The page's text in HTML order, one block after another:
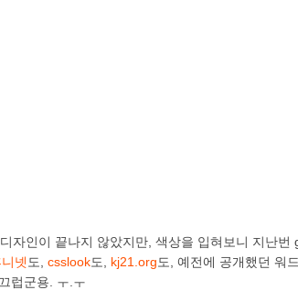
자인이 끝나지 않았지만, 색상을 입혀보니 지난번
넷 도, csslook도, kj21.org도, 예전에 공개했던 워
럽군용. ㅜ.ㅜ